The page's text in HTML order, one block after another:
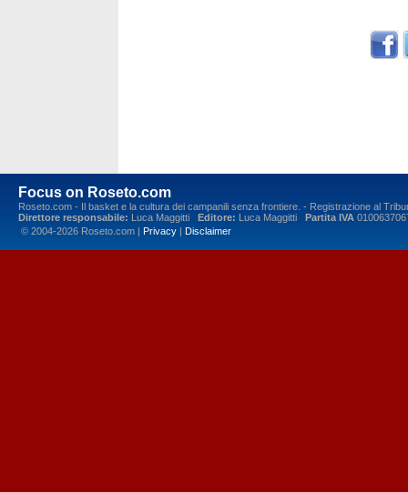
Focus on Roseto.com
Roseto.com - Il basket e la cultura dei campanili senza frontiere. - Registrazione al
Direttore responsabile: Luca Maggitti Editore: Luca Maggitti Partita IVA
© 2004-2026 Roseto.com | Privacy | Disclaimer